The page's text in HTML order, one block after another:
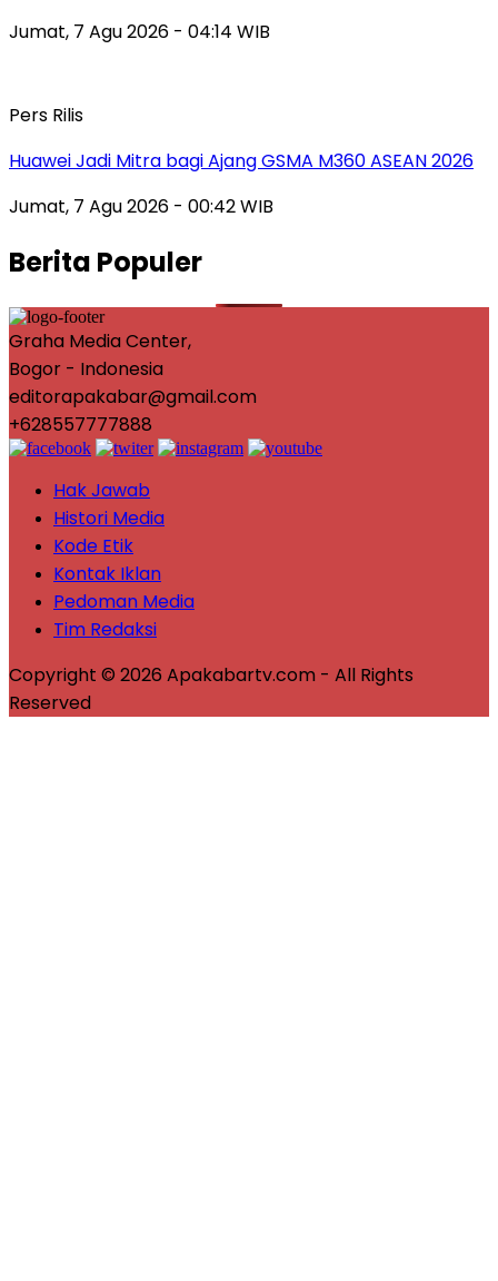
Jumat, 7 Agu 2026 - 04:14 WIB
Pers Rilis
Huawei Jadi Mitra bagi Ajang GSMA M360 ASEAN 2026
Jumat, 7 Agu 2026 - 00:42 WIB
Berita Populer
Graha Media Center,
Bogor - Indonesia
editorapakabar@gmail.com
+628557777888
Hak Jawab
Histori Media
Kode Etik
Kontak Iklan
Pedoman Media
Tim Redaksi
Copyright © 2026 Apakabartv.com - All Rights
Reserved